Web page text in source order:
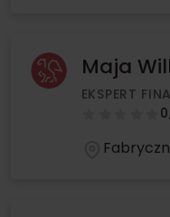
Maja
EKSPERT